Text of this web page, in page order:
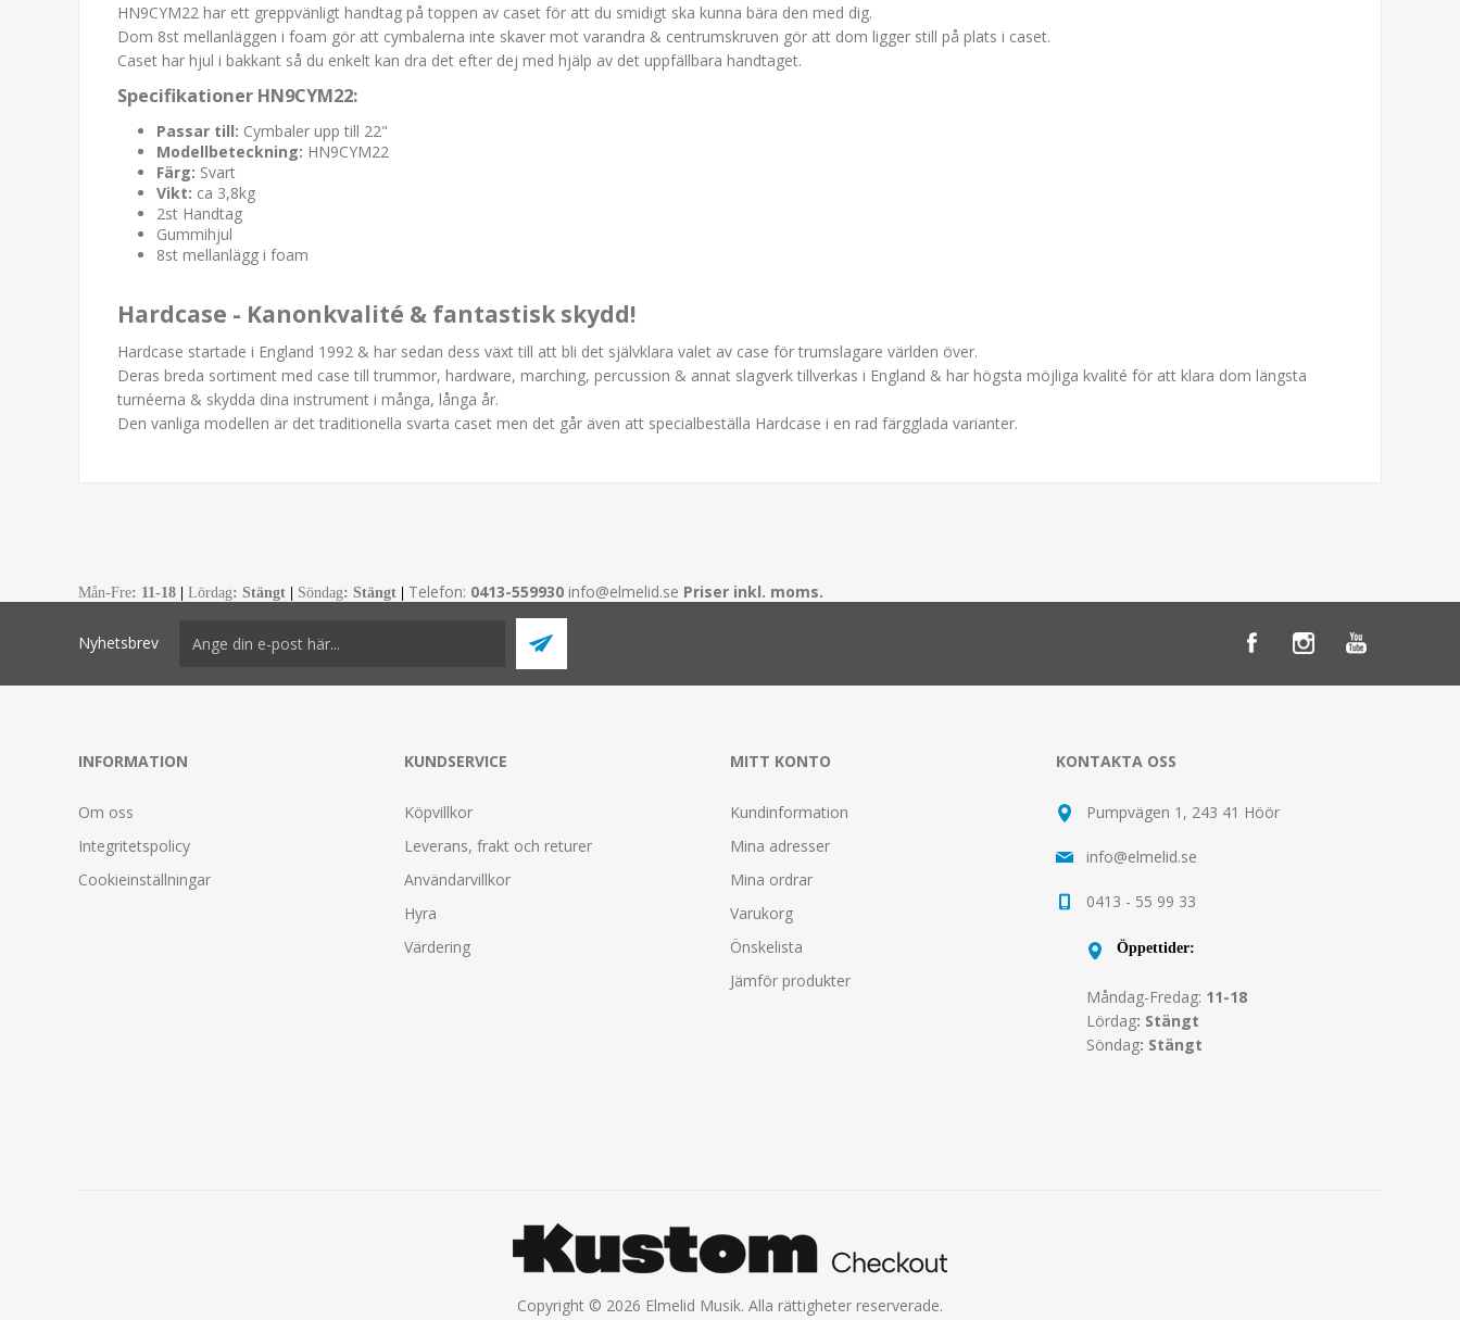
HN9CYM22 har ett greppvänligt handtag på toppen av caset för att du smidigt ska kunna bära den med dig.
Dom 8st mellanläggen i foam gör att cymbalerna inte skaver mot varandra & centrumskruven gör att dom ligger still på plats i caset.
Caset har hjul i bakkant så du enkelt kan dra det efter dej med hjälp av det uppfällbara handtaget.
Specifikationer HN9CYM22:
Passar till: Cymbaler upp till 22"
Modellbeteckning: HN9CYM22
Färg: Svart
Vikt: ca 3,8kg
2st Handtag
Gummihjul
8st mellanlägg i foam
Hardcase - Kanonkvalité & fantastisk skydd!
Hardcase startade i England 1992 & har sedan dess växt till att bli det självklara valet av case för trumslagare världen över.
Deras breda sortiment med case till trummor, hardware, marching, percussion & annat slagverk tillverkas i England & har högsta möjliga kvalité för att klara dom längsta
turnéerna & skydda dina instrument i många, långa år.
Den vanliga modellen är det traditionella svarta caset men det går även att specialbeställa Hardcase i en rad färgglada varianter.
Mån-Fre: 11-18 Lördag: Stängt Söndag: Stängt Telefon: 0413-559930 info@elmelid.se Priser inkl. moms.
Nyhetsbrev
INFORMATION
Om oss
Integritetspolicy
Cookieinställningar
KUNDSERVICE
Köpvillkor
Leverans, frakt och returer
Användarvillkor
Hyra
Värdering
MITT KONTO
Kundinformation
Mina adresser
Mina ordrar
Varukorg
Önskelista
Jämför produkter
KONTAKTA OSS
Pumpvägen 1, 243 41 Höör
info@elmelid.se
0413 - 55 99 33
Öppettider:
Måndag-Fredag: 11-18
Lördag: Stängt
Söndag: Stängt
Copyright © 2026 Elmelid Musik. Alla rättigheter reserverade.